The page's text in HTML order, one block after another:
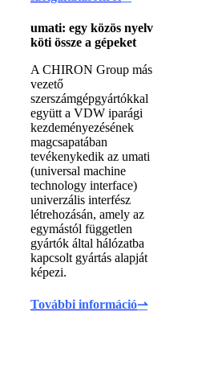
umati: egy közös nyelv
köti össze a gépeket
A CHIRON Group más
vezető
szerszámgépgyártókkal
együtt a VDW iparági
kezdeményezésének
magcsapatában
tevékenykedik az umati
(universal machine
technology interface)
univerzális interfész
létrehozásán, amely az
egymástól független
gyártók által hálózatba
kapcsolt gyártás alapját
képezi.
További információ⇀